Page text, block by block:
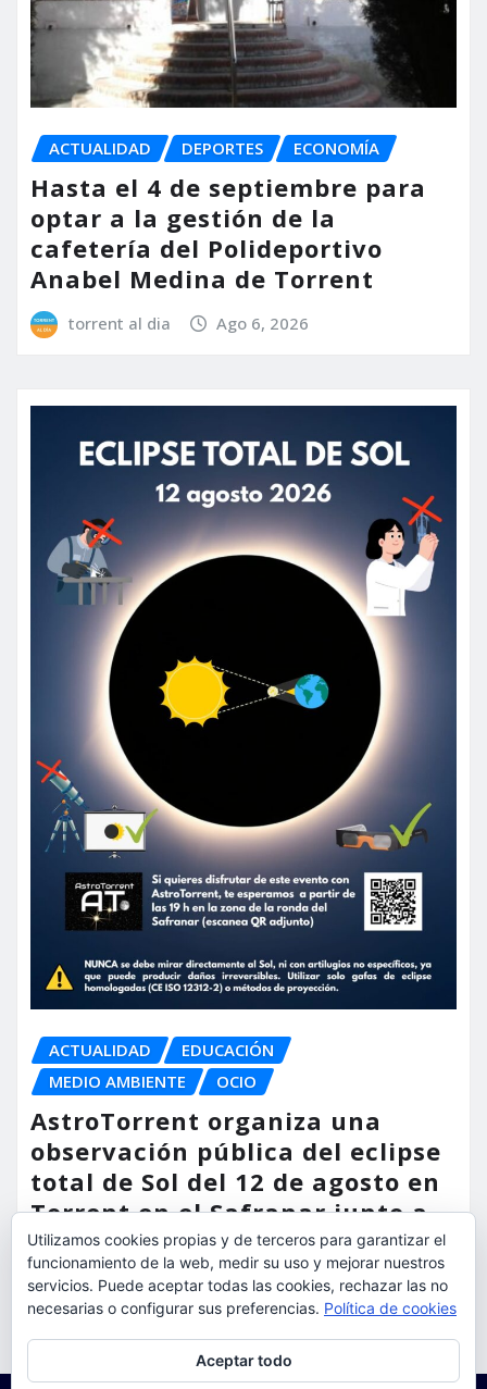
ACTUALIDAD DEPORTES ECONOMÍA
Hasta el 4 de septiembre para
optar a la gestión de la
cafetería del Polideportivo
Anabel Medina de Torrent
torrent al dia Ago 6, 2026
ACTUALIDAD
EDUCACIÓN
MEDIO AMBIENTE
OCIO
AstroTorrent organiza una
observación pública del eclipse
total de Sol del 12 de agosto en
Torrent en el Safranar junto a
las vías del AVE
torrent al dia Ago 5, 2026
Utilizamos cookies propias y de terceros para garantizar el
funcionamiento de la web, medir su uso y mejorar nuestros
servicios. Puede aceptar todas las cookies, rechazar las no
necesarias o configurar sus preferencias. Política de cookies
Aceptar todo